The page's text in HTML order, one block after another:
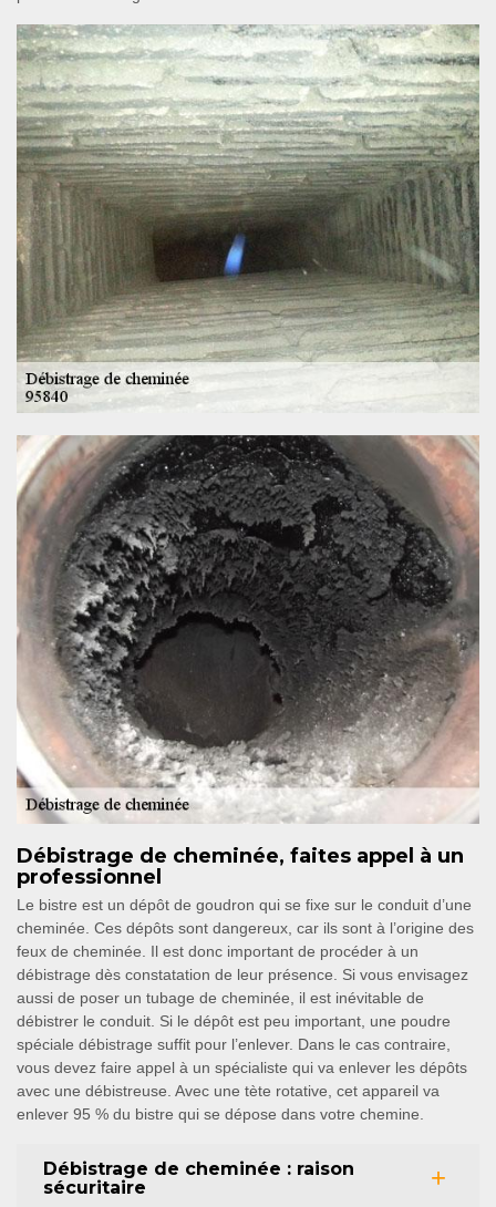
Débistrage de cheminée, faites appel à un
professionnel
Le bistre est un dépôt de goudron qui se fixe sur le conduit d’une
cheminée. Ces dépôts sont dangereux, car ils sont à l’origine des
feux de cheminée. Il est donc important de procéder à un
débistrage dès constatation de leur présence. Si vous envisagez
aussi de poser un tubage de cheminée, il est inévitable de
débistrer le conduit. Si le dépôt est peu important, une poudre
spéciale débistrage suffit pour l’enlever. Dans le cas contraire,
vous devez faire appel à un spécialiste qui va enlever les dépôts
avec une débistreuse. Avec une tète rotative, cet appareil va
enlever 95 % du bistre qui se dépose dans votre chemine.
Débistrage de cheminée : raison
sécuritaire